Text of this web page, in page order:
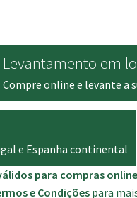
Levantamento em
Compre online e levante a
e Espanha continental
para compras online
e Condições para